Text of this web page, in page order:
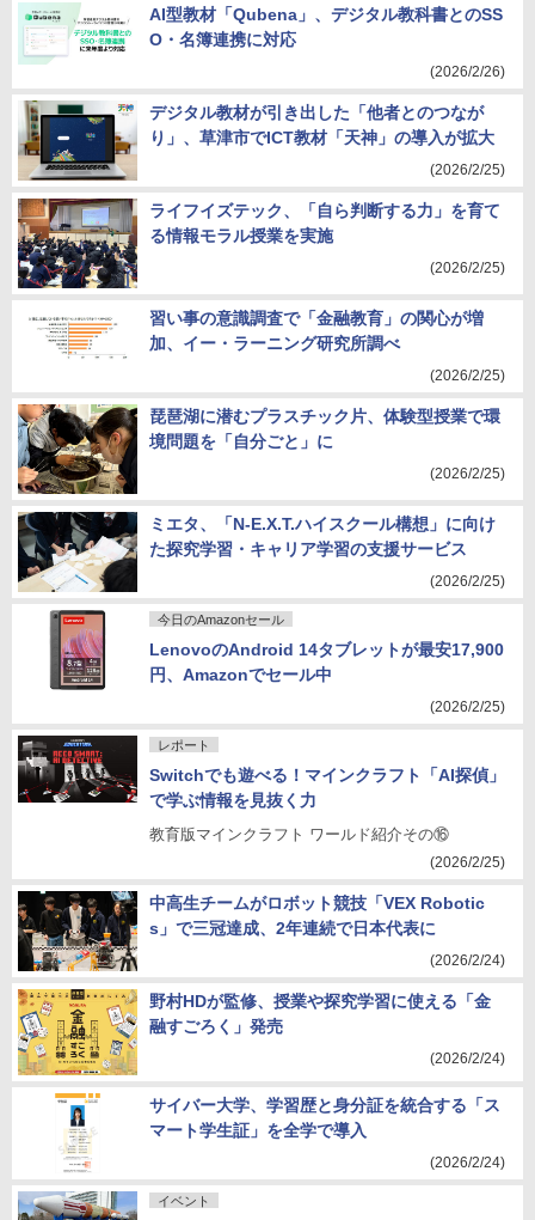
AI型教材「Qubena」、デジタル教科書とのSS
O・名簿連携に対応
(2026/2/26)
デジタル教材が引き出した「他者とのつなが
り」、草津市でICT教材「天神」の導入が拡大
(2026/2/25)
ライフイズテック、「自ら判断する力」を育て
る情報モラル授業を実施
(2026/2/25)
習い事の意識調査で「金融教育」の関心が増
加、イー・ラーニング研究所調べ
(2026/2/25)
琵琶湖に潜むプラスチック片、体験型授業で環
境問題を「自分ごと」に
(2026/2/25)
ミエタ、「N-E.X.T.ハイスクール構想」に向け
た探究学習・キャリア学習の支援サービス
(2026/2/25)
今日のAmazonセール
LenovoのAndroid 14タブレットが最安17,900
円、Amazonでセール中
(2026/2/25)
レポート
Switchでも遊べる！マインクラフト「AI探偵」
で学ぶ情報を見抜く力
教育版マインクラフト ワールド紹介その⑯
(2026/2/25)
中高生チームがロボット競技「VEX Robotic
s」で三冠達成、2年連続で日本代表に
(2026/2/24)
野村HDが監修、授業や探究学習に使える「金
融すごろく」発売
(2026/2/24)
サイバー大学、学習歴と身分証を統合する「ス
マート学生証」を全学で導入
(2026/2/24)
イベント